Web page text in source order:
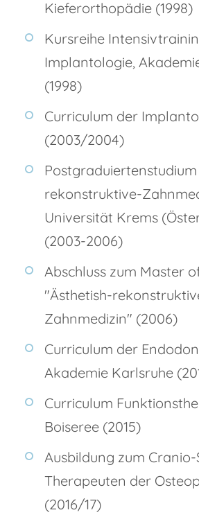
Kieferorthopädie (1998)
Kursreihe
Implantologie,
(1998)
Curriculum der
(2003/2004)
rekonstruktive-
Universität Krems
(2003-2006)
Abschluss zum Master
"Ästhetish-
Zahnmedizin" (2006)
Curriculum der
Akademie Karlsruhe
Curriculum
Boiseree (2015)
Ausbildung zum
Therapeuten der
(2016/17)